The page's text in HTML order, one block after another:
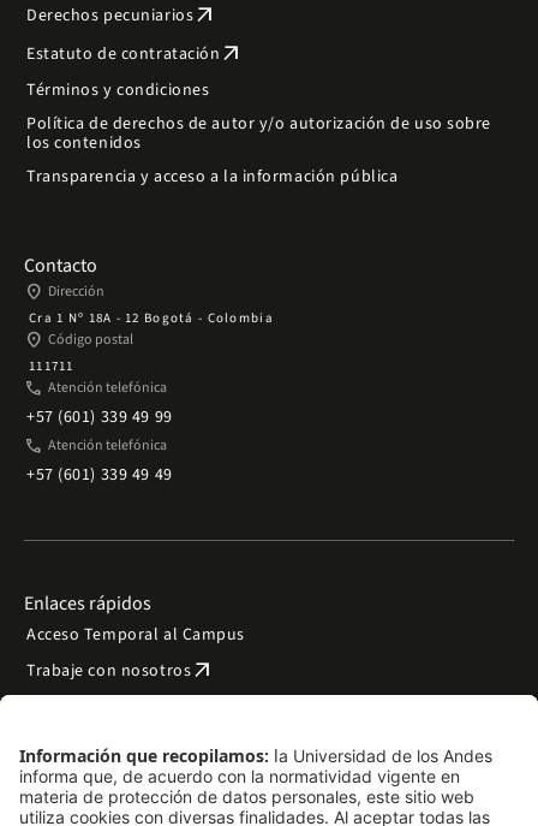
Derechos pecuniariosarrow_outward
Estatuto de contratación arrow_outward
Términos y condiciones
Política de derechos de autor y/o autorización de uso sobre
los contenidos
Transparencia y acceso a la información pública
Contacto
place Dirección
Cra 1 Nº 18A - 12 Bogotá - Colombia
place Código postal
111711
phone Atención telefónica
+57 (601) 339 49 99
phone Atención telefónica
+57 (601) 339 49 49
Enlaces rápidos
Acceso Temporal al Campus
Trabaje con nosotrosarrow_outward
Preguntas frecuentes
Filantropía y donacionesarrow_outward
Mapa del sitio arrow_outward